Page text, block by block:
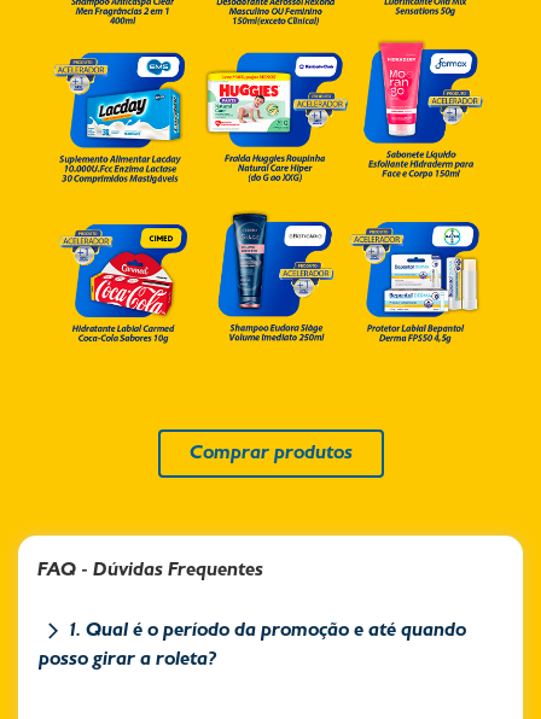
Comprar produtos
FAQ - Dúvidas Frequentes
1. Qual é o período da promoção e até quando
posso girar a roleta?